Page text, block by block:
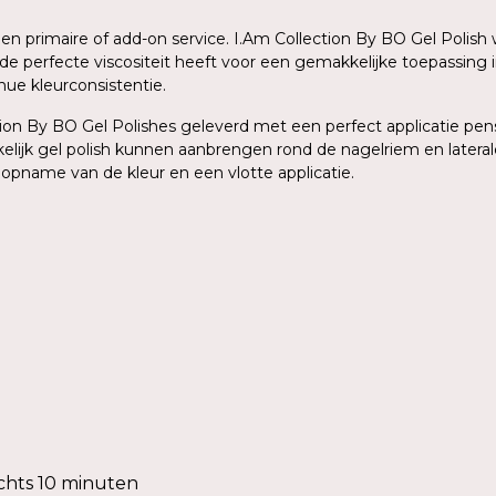
primaire of add-on service. I.Am Collection By BO Gel
perfecte viscositeit heeft voor een gemakkelijke
kleurconsistentie.
By BO Gel Polishes geleverd met een perfect applicatie
gel polish kunnen aanbrengen rond de nagelriem en
van de kleur en een vlotte applicatie.
10 minuten